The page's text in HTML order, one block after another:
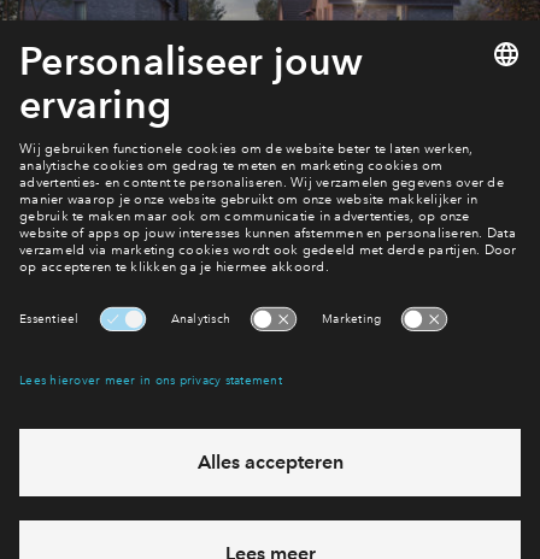
Wat is de planning?
Planning De Terpen
Interesse? Meld je dan snel aan
eventuele projecten
Ja, ik wil mij aanmelden
Heb je een vraag en wil je direct antwoord? Bel ons op